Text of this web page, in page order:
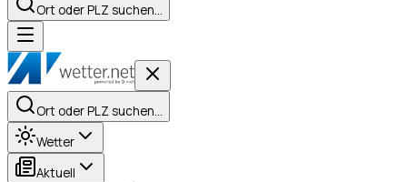
Ort oder PLZ suchen…
Ort oder PLZ suchen…
Wetter
Aktuell